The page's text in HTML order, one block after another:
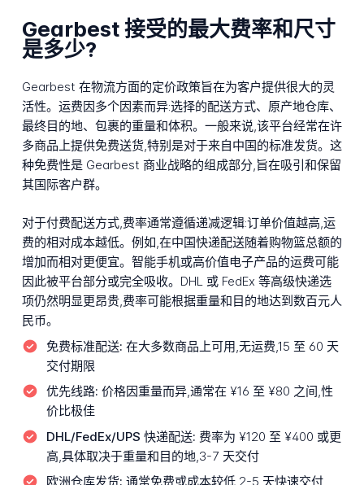
Gearbest 接受的最大费率和尺寸
是多少?
Gearbest 在物流方面的定价政策旨在为客户提供很大的灵
活性。运费因多个因素而异:选择的配送方式、原产地仓库、
最终目的地、包裹的重量和体积。一般来说,该平台经常在许
多商品上提供免费送货,特别是对于来自中国的标准发货。这
种免费性是 Gearbest 商业战略的组成部分,旨在吸引和保留
其国际客户群。
对于付费配送方式,费率通常遵循递减逻辑:订单价值越高,运
费的相对成本越低。例如,在中国快递配送随着购物篮总额的
增加而相对更便宜。智能手机或高价值电子产品的运费可能
因此被平台部分或完全吸收。DHL 或 FedEx 等高级快递选
项仍然明显更昂贵,费率可能根据重量和目的地达到数百元人
民币。
免费标准配送: 在大多数商品上可用,无运费,15 至 60 天
交付期限
优先线路: 价格因重量而异,通常在 ¥16 至 ¥80 之间,性
价比极佳
DHL/FedEx/UPS 快递配送: 费率为 ¥120 至 ¥400 或更
高,具体取决于重量和目的地,3-7 天交付
欧洲仓库发货: 通常免费或成本较低,2-5 天快速交付